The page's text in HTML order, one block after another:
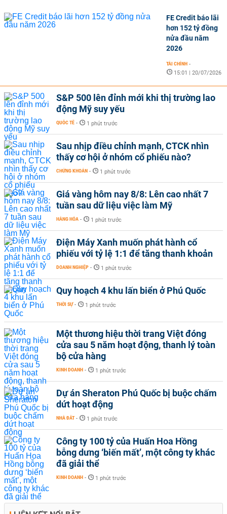
FE Credit báo lãi
hơn 152 tỷ đồng
nửa đầu năm
2026
TÀI CHÍNH -
15:01 | 20/07/2026
S&P 500 lên đỉnh mới khi thị trường lao
động Mỹ suy yếu
QUỐC TẾ - 1 phút trước
Sau nhịp điều chỉnh mạnh, CTCK nhìn
thấy cơ hội ở nhóm cổ phiếu nào?
CHỨNG KHOÁN - 1 phút trước
Giá vàng hôm nay 8/8: Lên cao nhất 7
tuần sau dữ liệu việc làm Mỹ
HÀNG HÓA - 1 phút trước
Điện Máy Xanh muốn phát hành cổ
phiếu với tỷ lệ 1:1 để tăng thanh khoản
DOANH NGHIỆP - 1 phút trước
Quy hoạch 4 khu lấn biển ở Phú Quốc
THỜI SỰ - 1 phút trước
Một thương hiệu thời trang Việt đóng
cửa sau 5 năm hoạt động, thanh lý toàn
bộ cửa hàng
KINH DOANH - 1 phút trước
Dự án Sheraton Phú Quốc bị buộc chấm
dứt hoạt động
NHÀ ĐẤT - 1 phút trước
Công ty 100 tỷ của Huấn Hoa Hồng
bỗng dưng ‘biến mất’, một công ty khác
đã giải thể
KINH DOANH - 1 phút trước